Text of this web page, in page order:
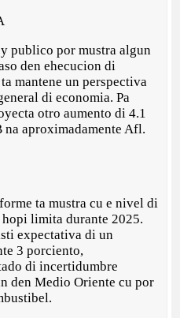
publico por mustra algun
den ehecucion di
mantene un perspectiva
di economia. Pa
otro aumento di 4.1
aproximadamente Afl.
ta mustra cu e nivel di
limita durante 2025.
expectativa di un
3 porciento,
di incertidumbre
den Medio Oriente cu por